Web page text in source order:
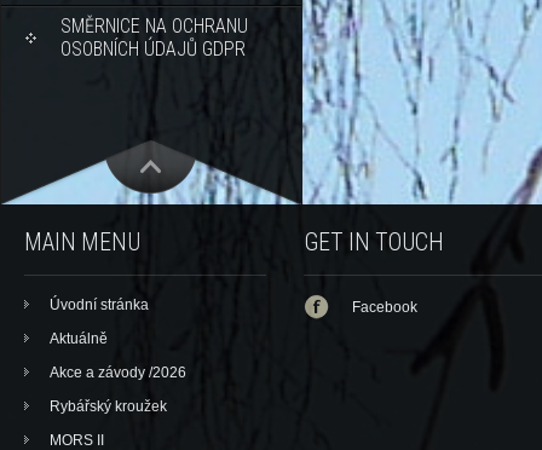
SMĚRNICE NA OCHRANU
OSOBNÍCH ÚDAJŮ GDPR
MAIN MENU
Úvodní stránka
Aktuálně
Akce a závody /2026
Rybářský kroužek
MORS II
GET IN TOUCH
Facebook